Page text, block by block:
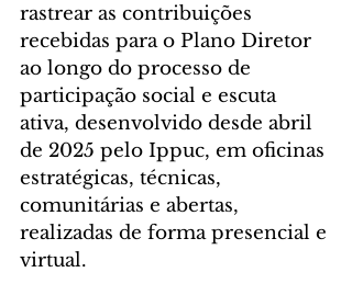
rastrear as contribuições
recebidas para o Plano Diretor
ao longo do processo de
participação social e escuta
ativa, desenvolvido desde abril
de 2025 pelo Ippuc, em oficinas
estratégicas, técnicas,
comunitárias e abertas,
realizadas de forma presencial e
virtual.